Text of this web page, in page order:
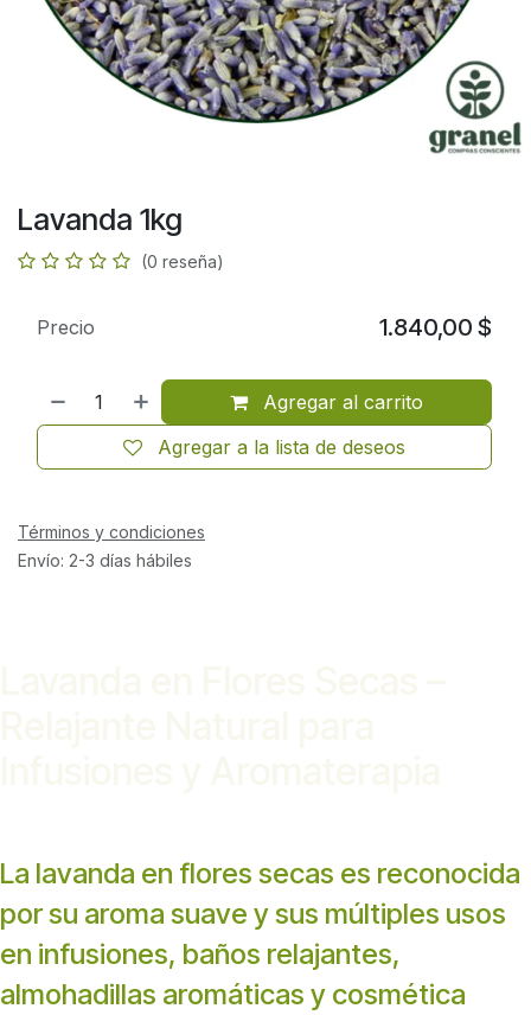
Lavanda 1kg
(0 reseña)
Agregar al carrito
Agregar a la lista de deseos
Precio 1.840,00 $
Términos y condiciones
Envío: 2-3 días hábiles
La lavanda en flores secas es reconocida
por su aroma suave y sus múltiples usos
en infusiones, baños relajantes,
almohadillas aromáticas y cosmética